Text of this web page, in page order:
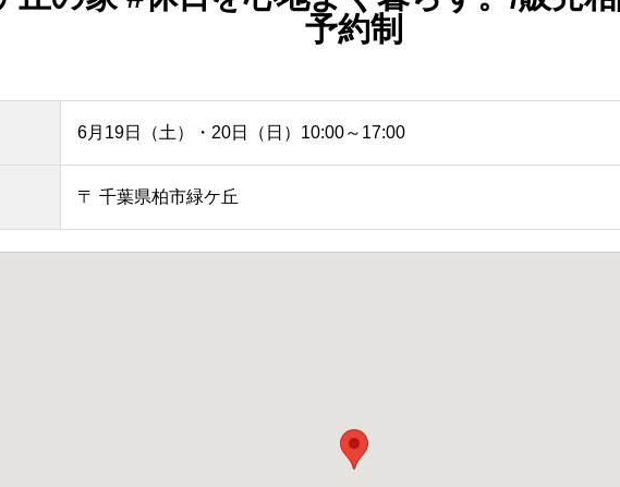
予約制
6月19日（土）・20日（日）10:00～17:00
〒 千葉県柏市緑ケ丘